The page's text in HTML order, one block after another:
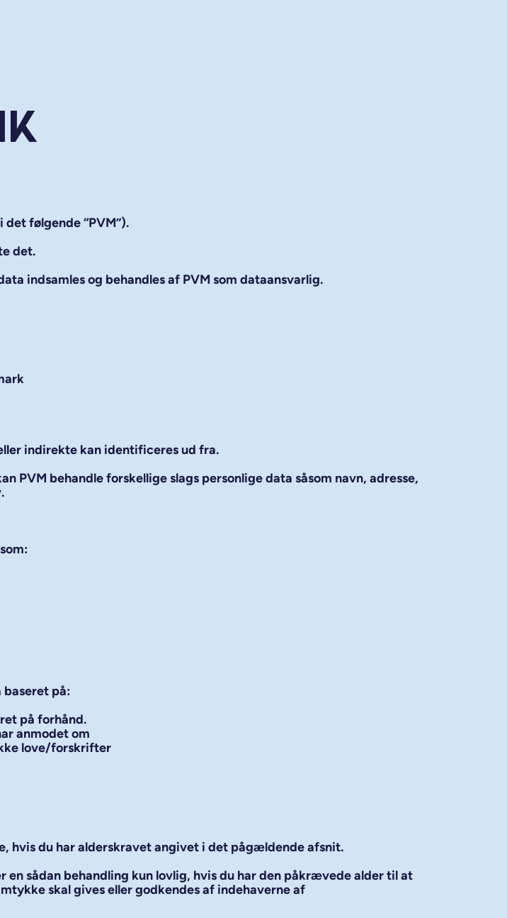
det følgende “PVM”).
det.
indsamles og behandles af PVM som dataansvarlig.
indirekte kan identificeres ud fra.
PVM behandle forskellige slags personlige data såsom navn, adresse,
på:
på forhånd.
anmodet om
love/forskrifter
hvis du har alderskravet angivet i det pågældende afsnit.
sådan behandling kun lovlig, hvis du har den påkrævede alder til at
skal gives eller godkendes af indehaverne af